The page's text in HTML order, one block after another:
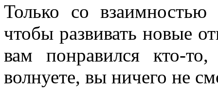
Только со
чтобы развивать новые
вам понравился кто-
волнуете, вы ничего не